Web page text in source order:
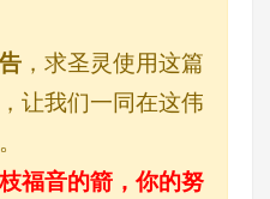
，求圣灵使用这篇
让我们一同在这伟
福音的箭，你的努